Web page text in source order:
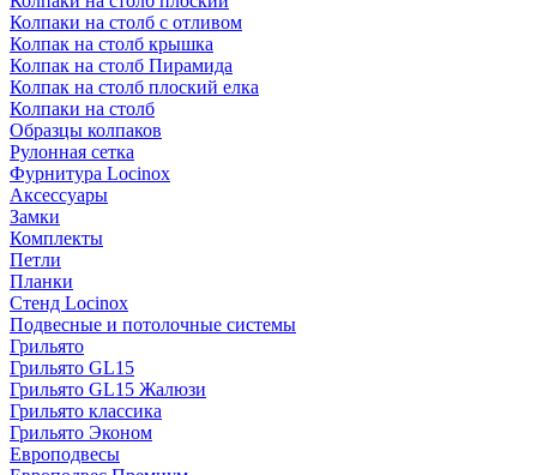
Колпаки на столб с отливом
Колпак на столб крышка
Колпак на столб Пирамида
Колпак на столб плоский елка
Колпаки на столб
Образцы колпаков
Рулонная сетка
Фурнитура Locinox
Аксессуары
Замки
Комплекты
Петли
Планки
Стенд Locinox
Подвесные и потолочные системы
Грильято
Грильято GL15
Грильято GL15 Жалюзи
Грильято классика
Грильято Эконом
Европодвесы